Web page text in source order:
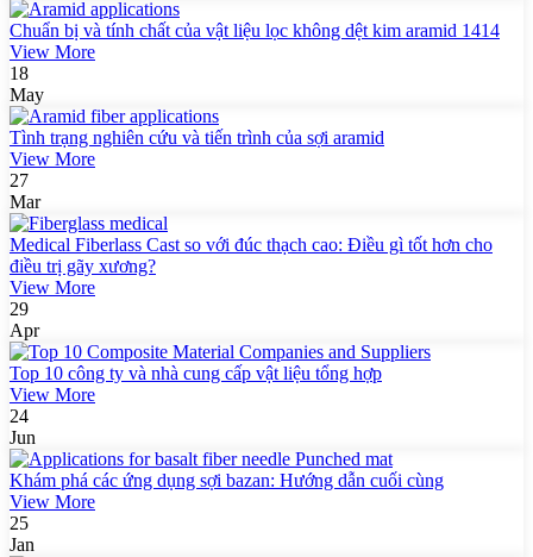
Chuẩn bị và tính chất của vật liệu lọc không dệt kim aramid 1414
View More
18
May
Tình trạng nghiên cứu và tiến trình của sợi aramid
View More
27
Mar
Medical Fiberlass Cast so với đúc thạch cao: Điều gì tốt hơn cho
điều trị gãy xương?
View More
29
Apr
Top 10 công ty và nhà cung cấp vật liệu tổng hợp
View More
24
Jun
Khám phá các ứng dụng sợi bazan: Hướng dẫn cuối cùng
View More
25
Jan